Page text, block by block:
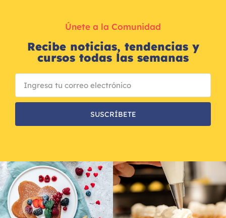
Únete a la Comunidad
Recibe noticias, tendencias y
cursos todas las semanas
SUSCRÍBETE